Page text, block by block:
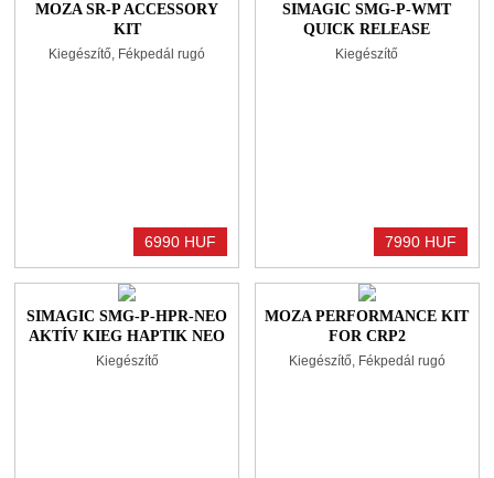
MOZA SR-P ACCESSORY
KIT
Kiegészítő, Fékpedál rugó
6990 HUF
SIMAGIC SMG-P-WMT
QUICK RELEASE
KORMÁNYTARTÓ
Kiegészítő
7990 HUF
SIMAGIC SMG-P-HPR-NEO
AKTÍV KIEG HAPTIK NEO
PEDÁL KÉZIFÉKREZGETŐ
Kiegészítő
MOZA PERFORMANCE KIT
FOR CRP2
Kiegészítő, Fékpedál rugó